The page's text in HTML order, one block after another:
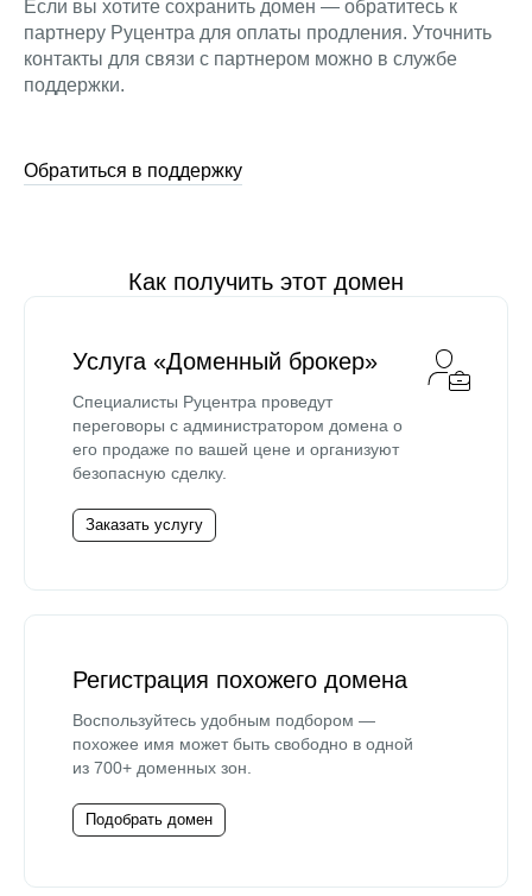
Если вы хотите сохранить домен — обратитесь к
партнеру Руцентра для оплаты продления. Уточнить
контакты для связи с партнером можно в службе
поддержки.
Обратиться в поддержку
Как получить этот домен
Услуга «Доменный брокер»
Специалисты Руцентра проведут
переговоры с администратором домена о
его продаже по вашей цене и организуют
безопасную сделку.
Заказать услугу
Регистрация похожего домена
Воспользуйтесь удобным подбором —
похожее имя может быть свободно в одной
из 700+ доменных зон.
Подобрать домен